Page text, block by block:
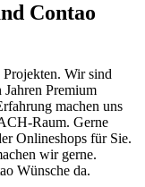
Contao
Wir sind
Premium
machen uns
Raum. Gerne
Onlineshops für Sie.
wir gerne.
Wünsche da.